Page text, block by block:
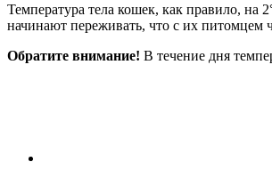
Температура тела кошек, как правило, на
начинают переживать, что с их питомцем
Обратите внимание! В течение дня